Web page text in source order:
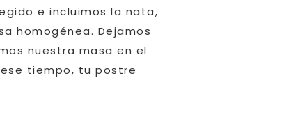
e incluimos la nata,
homogénea. Dejamos
nuestra masa en el
tiempo, tu postre